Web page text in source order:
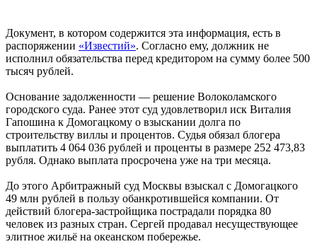
Документ, в котором содержится эта информация, есть в
распоряжении «Известий». Согласно ему, должник не
исполнил обязательства перед кредитором на сумму более 500
тысяч рублей.
Основание задолженности — решение Волоколамского
городского суда. Ранее этот суд удовлетворил иск Виталия
Гапошина к Домогацкому о взыскании долга по
строительству виллы и процентов. Судья обязал блогера
выплатить 4 064 036 рублей и проценты в размере 252 473,83
рубля. Однако выплата просрочена уже на три месяца.
До этого Арбитражный суд Москвы взыскал с Домогацкого
49 млн рублей в пользу обанкротившейся компании. От
действий блогера-застройщика пострадали порядка 80
человек из разных стран. Сергей продавал несуществующее
элитное жильё на океанском побережье.